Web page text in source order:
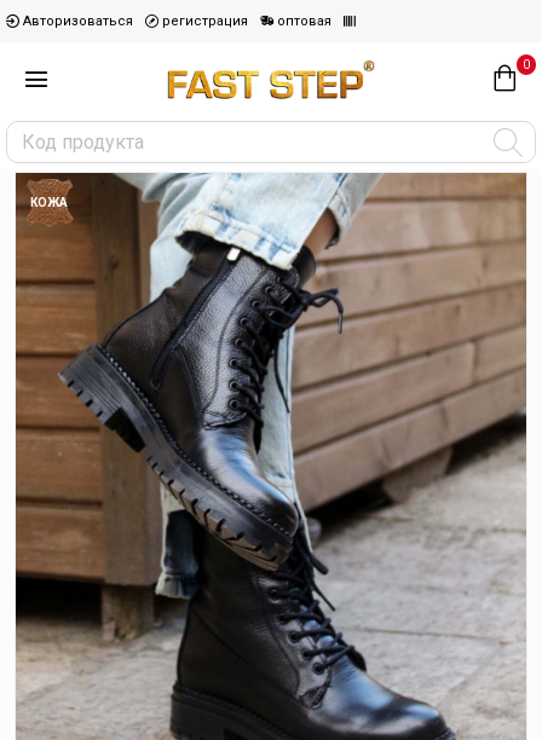
Авторизоваться регистрация оптовая
0
КОЖА